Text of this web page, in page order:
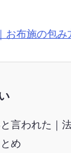
お布施の包み
言われた｜
め